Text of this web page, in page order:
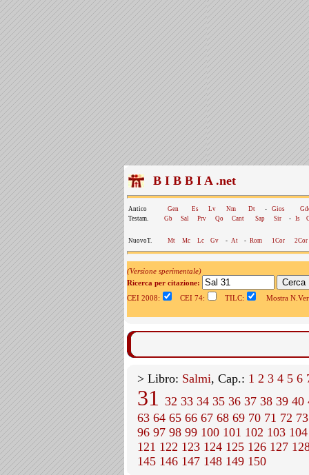
B I B B I A .net
Antico Gen Es Lv Nm Dt - Gios
Testam.
Gb Sal Prv Qo Cant Sap Sir - Is
NuovoT. Mt Mc Lc Gv - At - Rom 1Cor 2Cor
(Versione sperimentale)
Ricerca per citazione:
CEI 2008:
CEI 74: TILC: Mostra
> Libro: Salmi, Cap.: 1 2 3 4 5 6
31 32 33 34 35 36 37 38 39 40
63 64 65 66 67 68 69 70 71 72 73
96 97 98 99 100 101 102 103 104
121 122 123 124 125 126 127
145 146 147 148 149 150